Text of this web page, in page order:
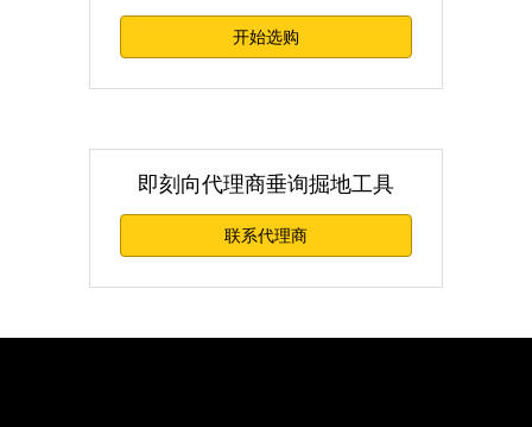
开始选购
即刻向代理商垂询掘地工具
联系代理商